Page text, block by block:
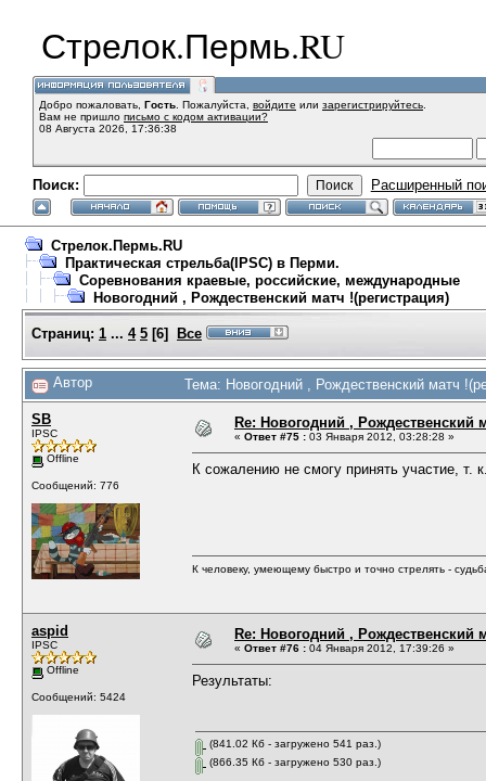
Стрелок.Пермь.RU
Добро пожаловать, Гость . Пожалуйста, войдите или зарегистрируйтесь
Вам не пришло письмо с кодом активации?
08 Августа 2026, 17:36:38
Поиск: Расширенный
Стрелок.Пермь.RU
Практическая стрельба(IPSC) в Перми.
Соревнования краевые, российские, международные
Новогодний , Рождественский матч !(регистрация)
Страниц: 1 ... 4 5 [6] Все
Автор Тема: Новогодний , Рождественский матч
SB
IPSC
Offline
Сообщений: 776
Re: Новогодний , Рождественский
« Ответ #75 : 03 Января 2012, 03:28:28 »
К сожалению не смогу принять участие, т.
К человеку, умеющему быстро и точно стрелять -
aspid
IPSC
Offline
Сообщений: 5424
Re: Новогодний , Рождественский
« Ответ #76 : 04 Января 2012, 17:39:26 »
Результаты:
(841.02 Кб - загружено 541 раз.)
(866.35 Кб - загружено 530 раз.)